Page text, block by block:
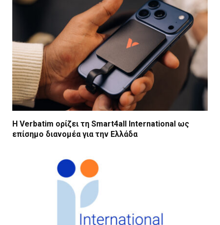
Η Verbatim ορίζει τη Smart4all International ως
επίσημο διανομέα για την Ελλάδα